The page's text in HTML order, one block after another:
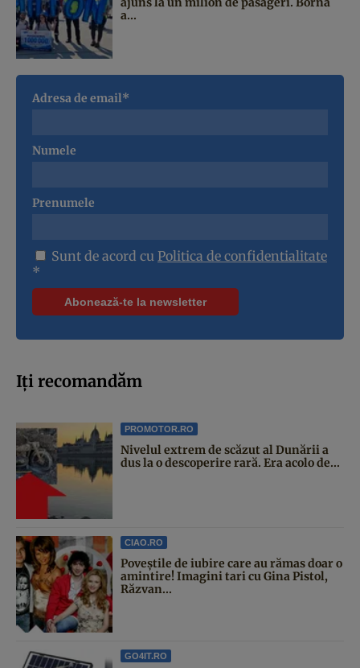
a...
Adresa de email*
Numele
Prenumele
Sunt de acord cu Politica de confidentialitate
*
Iți recomandăm
PROMOTOR.RO
Nivelul extrem de scăzut al Dunării a
dus la o descoperire rară. Era acolo de...
CIAO.RO
Poveştile de iubire care au rămas doar o
amintire! Imagini tari cu Gina Pistol,
Răzvan...
GO4IT.RO